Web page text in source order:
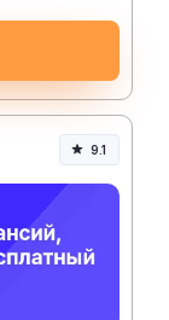
9.1